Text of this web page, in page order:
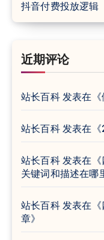
抖音付费投放逻辑
近期评论
站长百科发表在《
站长百科发表在《
站长百科发表在《
关键词和描述在哪
站长百科发表在《
章》